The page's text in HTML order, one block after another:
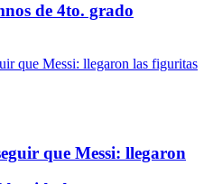
de 4to. grado
que Messi: llegaron